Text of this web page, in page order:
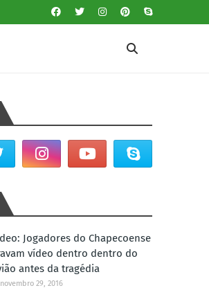
Jogadores do Chapecoense
vídeo dentro dentro do
antes da tragédia
novembro 29, 2016